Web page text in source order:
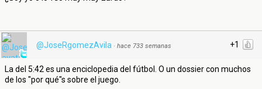
+1
@JoseRgomezAvila · hace 733 semanas
La del 5:42 es una enciclopedia del fútbol. O un dossier con muchos
de los "por qué"s sobre el juego.